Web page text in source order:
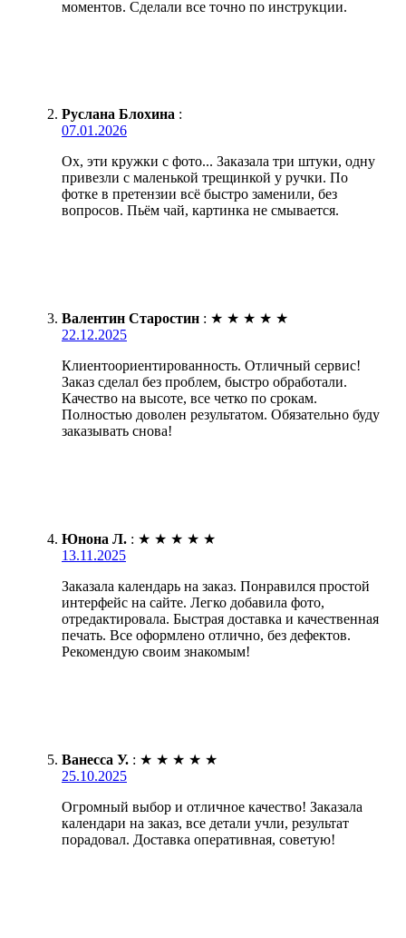
моментов. Сделали все точно по инструкции.
Руслана Блохина :
07.01.2026
Ох, эти кружки с фото... Заказала три штуки, одну
привезли с маленькой трещинкой у ручки. По
фотке в претензии всё быстро заменили, без
вопросов. Пьём чай, картинка не смывается.
Валентин Старостин : ★ ★ ★ ★ ★
22.12.2025
Клиентоориентированность. Отличный сервис!
Заказ сделал без проблем, быстро обработали.
Качество на высоте, все четко по срокам.
Полностью доволен результатом. Обязательно буду
заказывать снова!
Юнона Л. : ★ ★ ★ ★ ★
13.11.2025
Заказала календарь на заказ. Понравился простой
интерфейс на сайте. Легко добавила фото,
отредактировала. Быстрая доставка и качественная
печать. Все оформлено отлично, без дефектов.
Рекомендую своим знакомым!
Ванесса У. : ★ ★ ★ ★ ★
25.10.2025
Огромный выбор и отличное качество! Заказала
календари на заказ, все детали учли, результат
порадовал. Доставка оперативная, советую!